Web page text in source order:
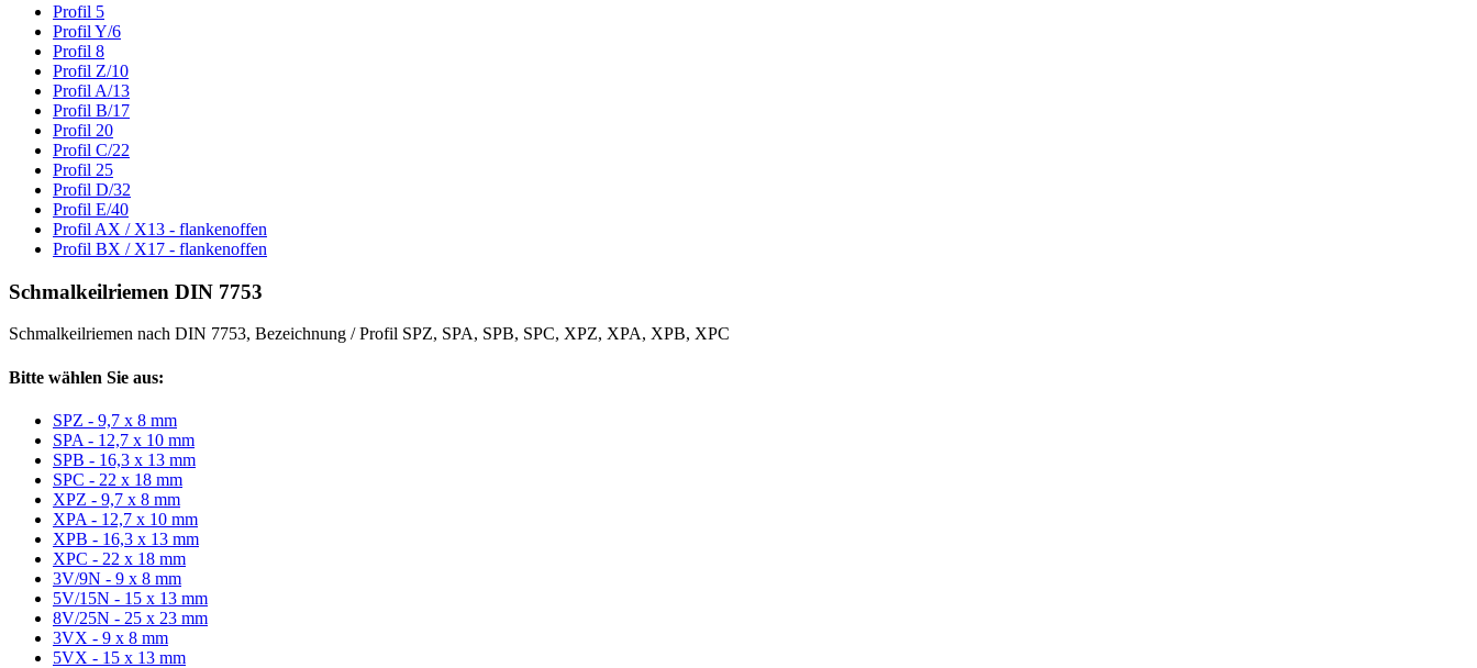
Profil 5
Profil Y/6
Profil 8
Profil Z/10
Profil A/13
Profil B/17
Profil 20
Profil C/22
Profil 25
Profil D/32
Profil E/40
Profil AX / X13 - flankenoffen
Profil BX / X17 - flankenoffen
Schmalkeilriemen DIN 7753
Schmalkeilriemen nach DIN 7753, Bezeichnung / Profil SPZ, SPA, SPB, SPC, XPZ, XPA, XPB, XPC
Bitte wählen Sie aus:
SPZ - 9,7 x 8 mm
SPA - 12,7 x 10 mm
SPB - 16,3 x 13 mm
SPC - 22 x 18 mm
XPZ - 9,7 x 8 mm
XPA - 12,7 x 10 mm
XPB - 16,3 x 13 mm
XPC - 22 x 18 mm
3V/9N - 9 x 8 mm
5V/15N - 15 x 13 mm
8V/25N - 25 x 23 mm
3VX - 9 x 8 mm
5VX - 15 x 13 mm